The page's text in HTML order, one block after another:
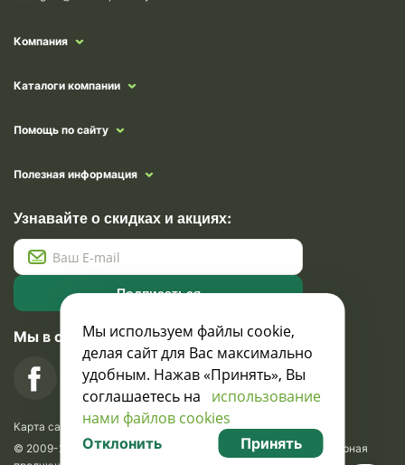
Компания
Каталоги компании
Помощь по сайту
Полезная информация
Узнавайте о скидках и акциях:
Подписаться
Мы в социальных сетях
Карта сайта
© 2009-2026 Krasavik.by. Сувениры оптом. Рекламно-сувенирная
Мы используем файлы cookie,
делая сайт для Вас максимально
удобным. Нажав «Принять», Вы
соглашаетесь на использование
нами файлов cookies
Отклонить Принять